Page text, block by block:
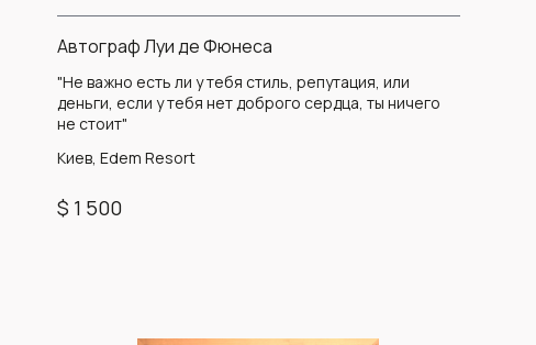
Автограф Луи де Фюнеса
"Не важно есть ли у тебя стиль, репутация, или
деньги, если у тебя нет доброго сердца, ты ничего
не стоит"
Киев, Edem Resort
$ 1 500